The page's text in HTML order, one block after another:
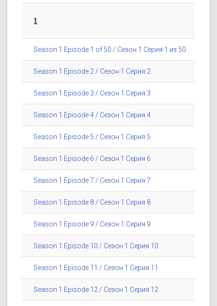
1
Season 1 Episode 1 of 50 / Сезон 1 Серия 1 из 50
Season 1 Episode 2 / Сезон 1 Серия 2
Season 1 Episode 3 / Сезон 1 Серия 3
Season 1 Episode 4 / Сезон 1 Серия 4
Season 1 Episode 5 / Сезон 1 Серия 5
Season 1 Episode 6 / Сезон 1 Серия 6
Season 1 Episode 7 / Сезон 1 Серия 7
Season 1 Episode 8 / Сезон 1 Серия 8
Season 1 Episode 9 / Сезон 1 Серия 9
Season 1 Episode 10 / Сезон 1 Серия 10
Season 1 Episode 11 / Сезон 1 Серия 11
Season 1 Episode 12 / Сезон 1 Серия 12